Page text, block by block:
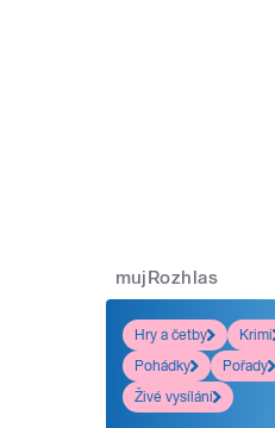
mujRozhlas
Hry a četby
Krimi
Pohádky
Pořady
Živé vysílání